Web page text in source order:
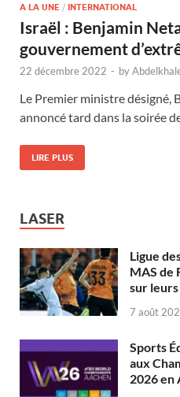
A LA UNE / INTERNATIONAL
Israël : Benjamin
gouvernement
22 décembre 2022 - by
Le Premier ministre désigné,
annoncé tard dans la soirée
LIRE PLUS
LASER
Ligue
MAS de
sur
7 août
Sports
aux
2026 en